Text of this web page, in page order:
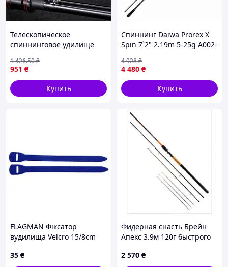
Телескопическое
спиннинговое удилище
карбоновое 1,8 м
кастинговое до 18 г SPICY
951 ₴
1 426.50₴
Купить
Спиннинг Daiwa Prorex X
Spin 7`2" 2.19m 5-25g A002-
4 480 ₴
4 928₴
Купить
FLAGMAN Фiксатор
вудилища Velcro 15/8cm
35 ₴
Фидерная снасть Брейн
Апекс 3.9м 120г быстрого
2 570 ₴